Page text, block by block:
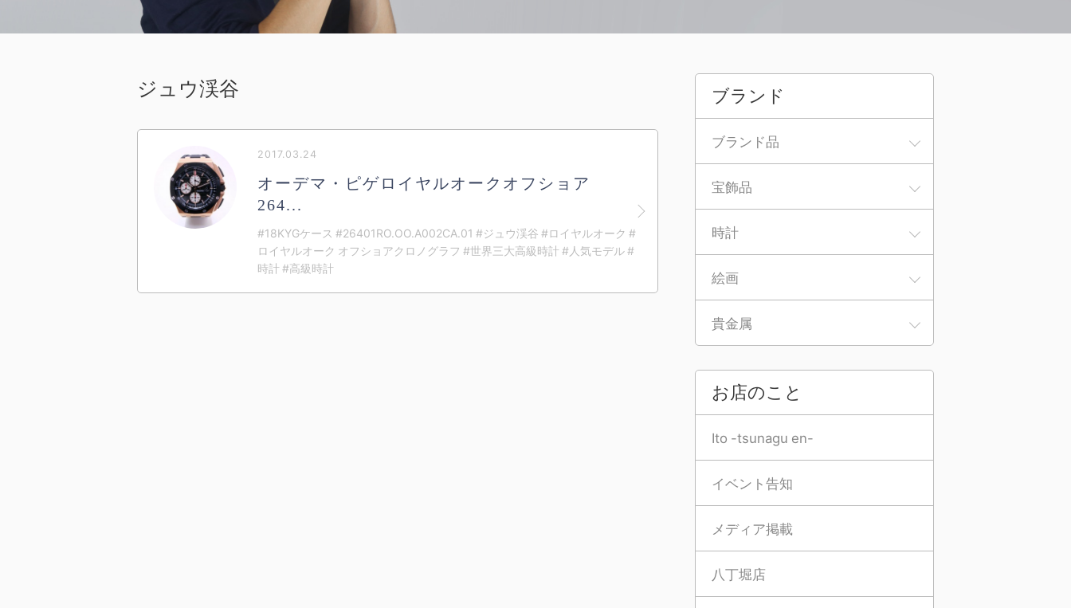
ジュウ渓谷
2017.03.24
オーデマ・ピゲロイヤルオークオフショア
264...
#18KYGケース #26401RO.OO.A002CA.01 #ジュウ渓谷 #ロイヤルオーク #
ロイヤルオーク オフショアクロノグラフ #世界三大高級時計 #人気モデル #
時計 #高級時計
ブランド
ブランド品
宝飾品
時計
絵画
貴金属
お店のこと
Ito -tsunagu en-
イベント告知
メディア掲載
八丁堀店